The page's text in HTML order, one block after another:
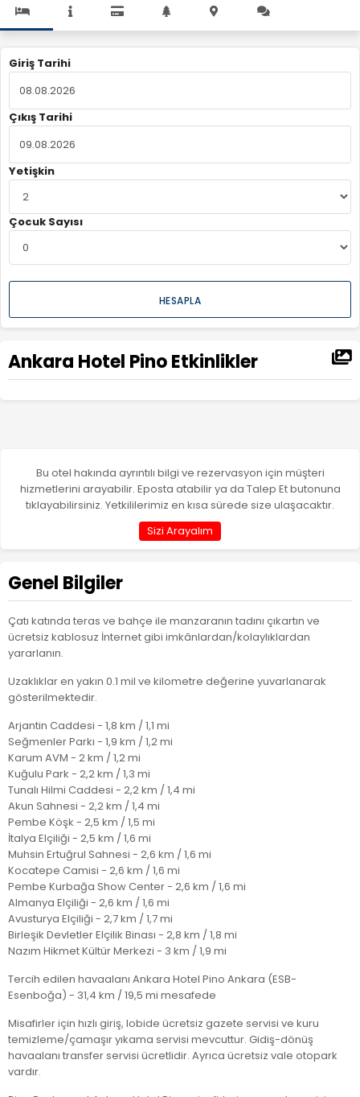
Giriş Tarihi
Çıkış Tarihi
Yetişkin
Çocuk Sayısı
HESAPLA
Ankara Hotel Pino Etkinlikler
Bu otel hakında ayrıntılı bilgi ve rezervasyon için müşteri
hizmetlerini arayabilir. Eposta atabilir ya da Talep Et butonuna
tıklayabilirsiniz. Yetkililerimiz en kısa sürede size ulaşacaktır.
Sizi Arayalım
Genel Bilgiler
Çatı katında teras ve bahçe ile manzaranın tadını çıkartın ve
ücretsiz kablosuz İnternet gibi imkânlardan/kolaylıklardan
yararlanın.
Uzaklıklar en yakın 0.1 mil ve kilometre değerine yuvarlanarak
gösterilmektedir.
Arjantin Caddesi - 1,8 km / 1,1 mi
Seğmenler Parkı - 1,9 km / 1,2 mi
Karum AVM - 2 km / 1,2 mi
Kuğulu Park - 2,2 km / 1,3 mi
Tunalı Hilmi Caddesi - 2,2 km / 1,4 mi
Akun Sahnesi - 2,2 km / 1,4 mi
Pembe Köşk - 2,5 km / 1,5 mi
İtalya Elçiliği - 2,5 km / 1,6 mi
Muhsin Ertuğrul Sahnesi - 2,6 km / 1,6 mi
Kocatepe Camisi - 2,6 km / 1,6 mi
Pembe Kurbağa Show Center - 2,6 km / 1,6 mi
Almanya Elçiliği - 2,6 km / 1,6 mi
Avusturya Elçiliği - 2,7 km / 1,7 mi
Birleşik Devletler Elçilik Binası - 2,8 km / 1,8 mi
Nazım Hikmet Kültür Merkezi - 3 km / 1,9 mi
Tercih edilen havaalanı Ankara Hotel Pino Ankara (ESB-
Esenboğa) - 31,4 km / 19,5 mi mesafede
Misafirler için hızlı giriş, lobide ücretsiz gazete servisi ve kuru
temizleme/çamaşır yıkama servisi mevcuttur. Gidiş-dönüş
havaalanı transfer servisi ücretlidir. Ayrıca ücretsiz vale otopark
vardır.